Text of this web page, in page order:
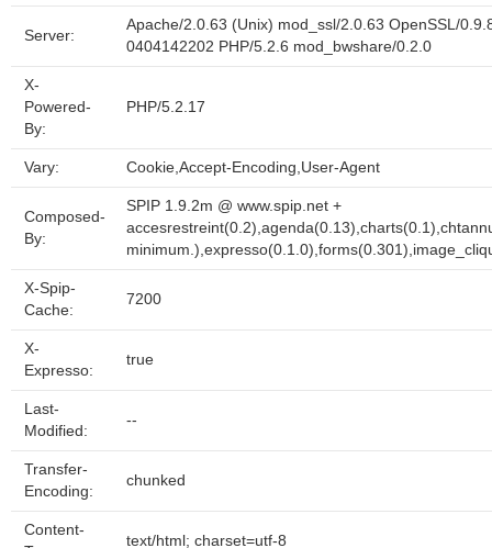
Server:
Apache/2.0.63 (Unix) mod_ssl/2.0.63 OpenSSL/
0404142202 PHP/5.2.6 mod_bwshare/0.2.0
X-
Powered-
By:
PHP/5.2.17
Vary: Cookie,Accept-Encoding,User-Agent
Composed-
By:
SPIP 1.9.2m @ www.spip.net +
X-Spip-
Cache:
7200
X-
Expresso:
true
Last-
Modified:
--
Transfer-
Encoding:
chunked
Content-
text/html; charset=utf-8